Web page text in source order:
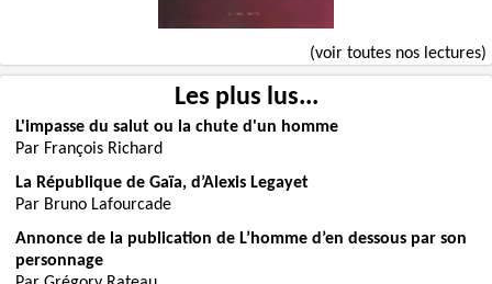
(voir toutes nos lectures)
Les plus lus...
L'impasse du salut ou la chute d'un homme
Par François Richard
La République de Gaïa, d’Alexis Legayet
Par Bruno Lafourcade
Annonce de la publication de L’homme d’en dessous par son
personnage